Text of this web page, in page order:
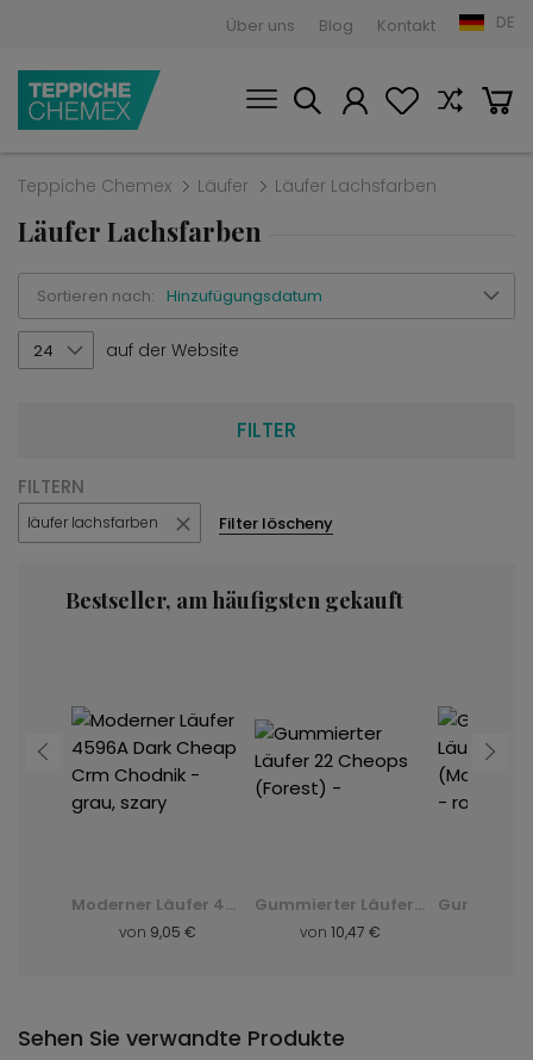
Über uns Blog Kontakt DE
Teppiche Chemex Läufer Läufer Lachsfarben
Läufer Lachsfarben
Sortieren nach: Hinzufügungsdatum
24 auf der Website
FILTER
FILTERN
läufer lachsfarben Filter löscheny
Bestseller, am häufigsten gekauft
Moderner Läufer 4596A Dark Cheap Crm Chodnik - grau, szary
von 9,05 €
Gummierter Läufer 22 Cheops (Forest) -
von 10,47 €
Sehen Sie verwandte Produkte